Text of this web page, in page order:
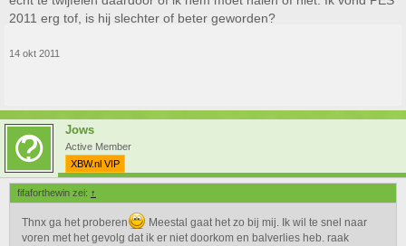
2011 erg tof, is hij slechter of beter geworden?
14 okt 2011
Jows
Active Member
XBW.nl VIP
fifaforthewin zei: ↑
Thnx ga het proberen
Meestal gaat het zo bij mij. Ik wil te snel naar
voren met het gevolg dat ik er niet doorkom en balverlies heb. raak